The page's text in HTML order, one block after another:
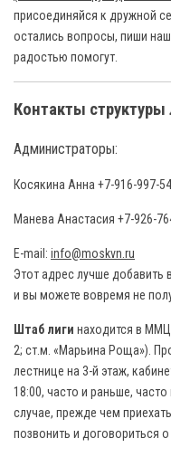
присоединяйся к дружной
остались вопросы, пиши
радостью помогут.
Контакты
Администраторы:
Косякина Анна +7-916-997-
Манева Анастасия +7-926-
E-mail: info@moskvn.ru
Этот адрес лучше добавить
и вы можете вовремя не
Штаб лиги находится в
2; ст.м. «Марьина Роща»).
лестнице на 3-й этаж,
18:00, часто и раньше,
случае, прежде чем
позвонить и договориться о